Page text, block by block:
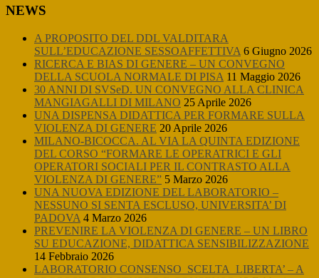
NEWS
A PROPOSITO DEL DDL VALDITARA
SULL’EDUCAZIONE SESSOAFFETTIVA 6 Giugno 2026
RICERCA E BIAS DI GENERE – UN CONVEGNO
DELLA SCUOLA NORMALE DI PISA 11 Maggio 2026
30 ANNI DI SVSeD. UN CONVEGNO ALLA CLINICA
MANGIAGALLI DI MILANO 25 Aprile 2026
UNA DISPENSA DIDATTICA PER FORMARE SULLA
VIOLENZA DI GENERE 20 Aprile 2026
MILANO-BICOCCA. AL VIA LA QUINTA EDIZIONE
DEL CORSO “FORMARE LE OPERATRICI E GLI
OPERATORI SOCIALI PER IL CONTRASTO ALLA
VIOLENZA DI GENERE” 5 Marzo 2026
UNA NUOVA EDIZIONE DEL LABORATORIO –
NESSUNO SI SENTA ESCLUSO, UNIVERSITA’ DI
PADOVA 4 Marzo 2026
PREVENIRE LA VIOLENZA DI GENERE – UN LIBRO
SU EDUCAZIONE, DIDATTICA SENSIBILIZZAZIONE
14 Febbraio 2026
LABORATORIO CONSENSO_SCELTA_LIBERTA’ – A